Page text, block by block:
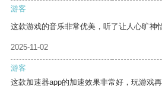
游客
这款游戏的音乐非常优美，听了让人心旷神
2025-11-02
游客
这款加速器app的加速效果非常好，玩游戏